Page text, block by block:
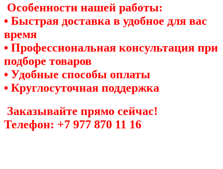
Особенности нашей работы:
• Быстрая доставка в удобное для вас
время
• Профессиональная консультация при
подборе товаров
• Удобные способы оплаты
• Круглосуточная поддержка
Заказывайте прямо сейчас!
Телефон: +7 977 870 11 16